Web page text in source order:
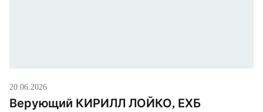
20.06.2026
Верующий КИРИЛЛ ЛОЙКО, ЕХБ